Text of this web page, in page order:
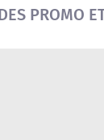
PROMO